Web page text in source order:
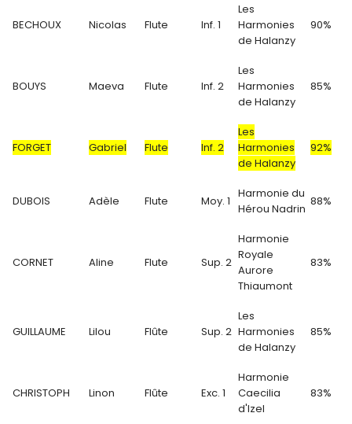
BECHOUX Nicolas Flute Inf. 1
Les
Harmonies
de Halanzy
90%
BOUYS Maeva Flute Inf. 2
Les
Harmonies
de Halanzy
85%
FORGET Gabriel Flute Inf. 2
Les
Harmonies
de Halanzy
92%
DUBOIS Adèle Flute Moy. 1
Harmonie du
Hérou Nadrin
88%
CORNET Aline Flute Sup. 2
Harmonie
Royale
Aurore
Thiaumont
83%
GUILLAUME Lilou Flûte Sup. 2
Les
Harmonies
de Halanzy
85%
CHRISTOPH Linon Flûte Exc. 1
Harmonie
Caecilia
d'Izel
83%